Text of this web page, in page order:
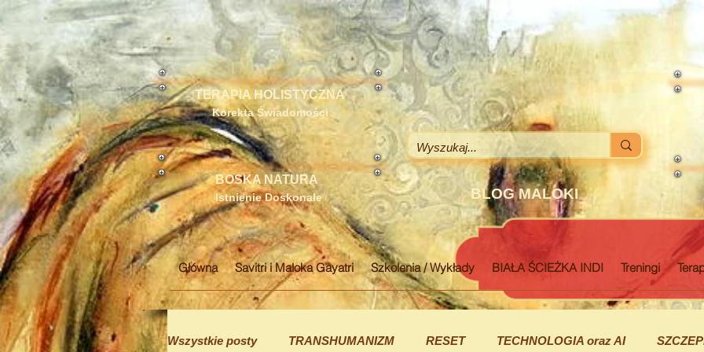
TERAPIA HOLISTYCZNA
Korekta Świadomości
BOSKA NATURA
Istnienie Doskonałe BLOG MALOKI
Główna Savitri i Maloka Gayatri Szkolenia / Wykłady BIAŁA ŚCIEŻKA INDI Treningi
Wszystkie posty TRANSHUMANIZM RESET TECHNOLOGIA oraz AI